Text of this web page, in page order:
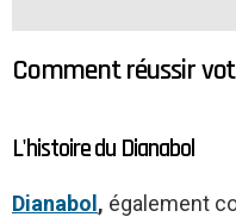
Comment réussir
L'histoire du Dianabol
Dianabol, également